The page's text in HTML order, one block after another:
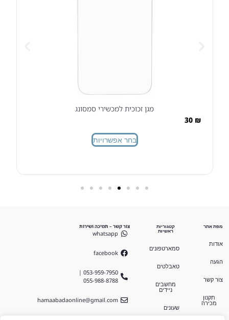
מגן זכוכית למכשירי סמסונג
30 ₪
בחר אפשרויות
מפת אתר
אודות
הגעה
צור קשר
תקנון
מכירה
קטגוריות
ראשיות
סמארטפונים
טאבלטים
מחשבים
ניידים
שעונים
צור קשר – תמיכה ושירות
whatsapp
facebook
053-959-7950 |
055-988-8788
hamaabadaonline@gmail.com